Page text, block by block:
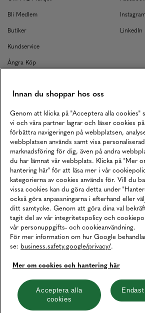
Bli Medlem
Butiker
Kundservice
Ångra Köp
Returer
Köpvillkor
Karriär
Vårt Ansvar
Våra Tjänster
Press
Studentrabatt
B2B
Tillgänglighetsredogörelse
LinkedIn
Betalningar online sköts i
Cookies Integritetspolicy
Hantera cookies
Innan du shoppar hos oss
Genom att klicka på "Acceptera alla cookies"
vi och våra partner lagrar och läser cookies
förbättra navigeringen på webbplatsen,
webbplatsen används samt visa
marknadsföring för dig, även på andra
du har lämnat vår webbplats. Klicka på "Mer
hantering här" för att läsa mer i vår
kategorierna av cookies används för. Vill du
vissa cookies kan du göra detta under
också göra anpassningarna i efterhand eller
ditt samtycke. Genom att göra dina val
tagit del av vår integritetspolicy och
vår personuppgifts- och cookieanvändning.
För mer information om hur Google
se: business.safety.google/privacy/.
Mer om cookies och hantering här
Acceptera alla
cookies